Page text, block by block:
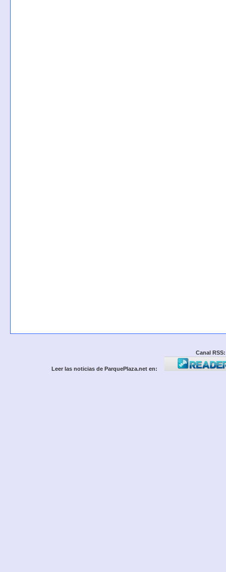
Canal RSS:
Leer las noticias de ParquePlaza.net en: